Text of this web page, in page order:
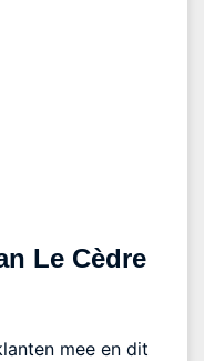
Le Cèdre
mee en dit